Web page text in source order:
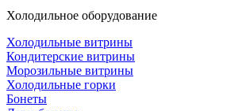
Холодильное оборудование
Холодильные витрины
Кондитерские витрины
Морозильные витрины
Холодильные горки
Бонеты